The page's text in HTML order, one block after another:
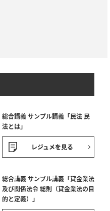
総合講義 サンプル講義「民法 民
法とは」
レジュメを見る
総合講義 サンプル講義「貸金業法
及び関係法令 総則（貸金業法の目
的と定義）」